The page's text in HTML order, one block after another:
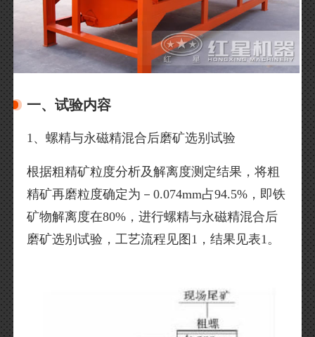
一、试验内容
1、螺精与永磁精混合后磨矿选别试验
根据粗精矿粒度分析及解离度测定结果，将粗
精矿再磨粒度确定为－0.074mm占94.5%，即铁
矿物解离度在80%，进行螺精与永磁精混合后
磨矿选别试验，工艺流程见图1，结果见表1。